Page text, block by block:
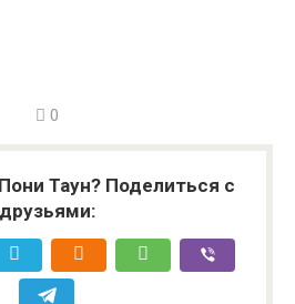
0
Таун? Поделиться с
друзьями: